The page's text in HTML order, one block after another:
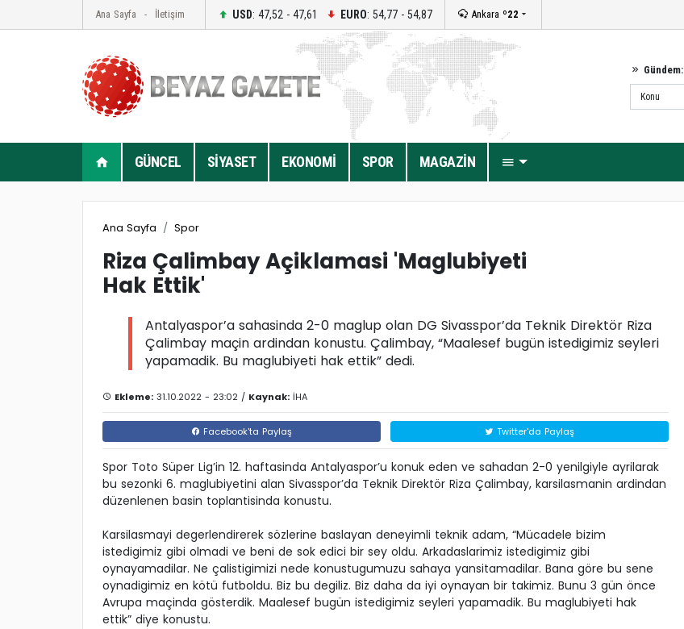
Ana Sayfa İletişim USD: 47,52 - 47,61 EURO: 54,77 - 54,87 Ankara º22
Gündem:
GÜNCEL SİYASET EKONOMİ SPOR MAGAZİN
Ana Sayfa Spor
Riza Çalimbay Açiklamasi 'Maglubiyeti
Hak Ettik'
Antalyaspor’a sahasinda 2-0 maglup olan DG Sivasspor’da Teknik Direktör Riza
Çalimbay maçin ardindan konustu. Çalimbay, “Maalesef bugün istedigimiz seyleri
yapamadik. Bu maglubiyeti hak ettik” dedi.
Ekleme: 31.10.2022 - 23:02 / Kaynak: İHA
Facebook'ta Paylaş Twitter'da Paylaş
Spor Toto Süper Lig’in 12. haftasinda Antalyaspor’u konuk eden ve sahadan 2-0 yenilgiyle ayrilarak
bu sezonki 6. maglubiyetini alan Sivasspor’da Teknik Direktör Riza Çalimbay, karsilasmanin ardindan
düzenlenen basin toplantisinda konustu.
Karsilasmayi degerlendirerek sözlerine baslayan deneyimli teknik adam, “Mücadele bizim
istedigimiz gibi olmadi ve beni de sok edici bir sey oldu. Arkadaslarimiz istedigimiz gibi
oynayamadilar. Ne çalistigimizi nede konustugumuzu sahaya yansitamadilar. Bana göre bu sene
oynadigimiz en kötü futboldu. Biz bu degiliz. Biz daha da iyi oynayan bir takimiz. Bunu 3 gün önce
Avrupa maçinda gösterdik. Maalesef bugün istedigimiz seyleri yapamadik. Bu maglubiyeti hak
ettik” diye konustu.